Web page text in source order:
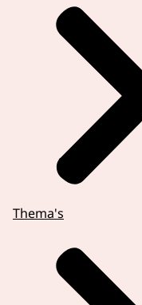
Thema's